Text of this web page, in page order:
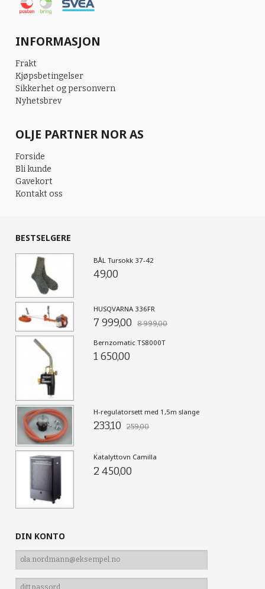
INFORMASJON
Frakt
Kjøpsbetingelser
Sikkerhet og personvern
Nyhetsbrev
OLJE PARTNER NOR AS
Forside
Bli kunde
Gavekort
Kontakt oss
BESTSELGERE
BÅL Tursokk 37-42
49,00
HUSQVARNA 336FR
7 999,00 8 999,00
Bernzomatic TS8000T
1 650,00
H-regulatorsett med 1,5m slange
233,10 259,00
Katalyttovn Camilla
2 450,00
DIN KONTO